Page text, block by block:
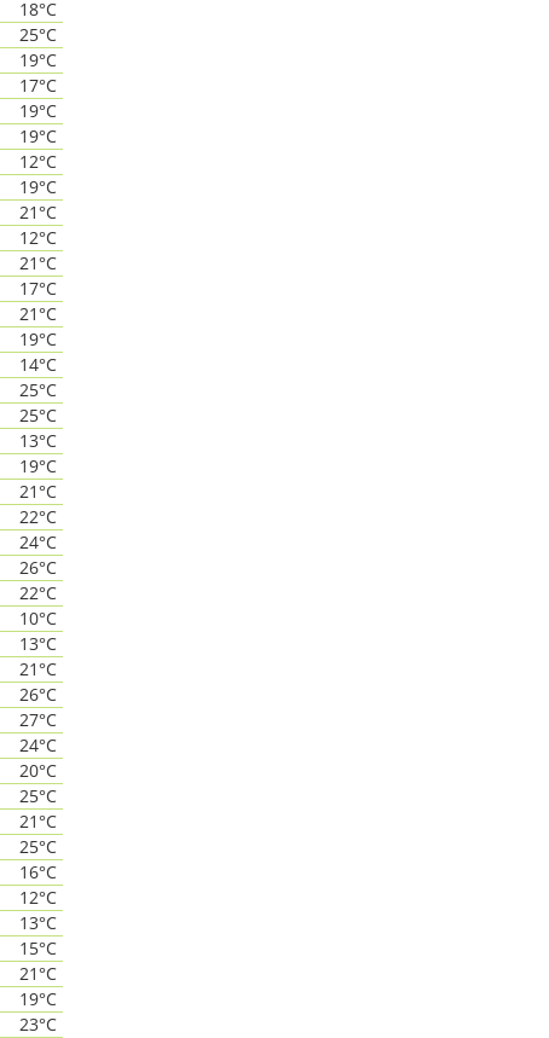
18°C
25°C
19°C
17°C
19°C
19°C
12°C
19°C
21°C
12°C
21°C
17°C
21°C
19°C
14°C
25°C
25°C
13°C
19°C
21°C
22°C
24°C
26°C
22°C
10°C
13°C
21°C
26°C
27°C
24°C
20°C
25°C
21°C
25°C
16°C
12°C
13°C
15°C
21°C
19°C
23°C